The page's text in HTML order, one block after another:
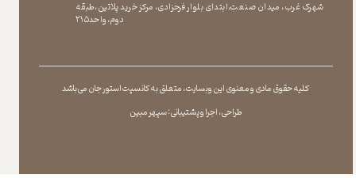
کلیه حقوق مادی و معنوی این وبسایت ، متعلق به کانسپت استور جان می باشد
طراحی ، اجرا و پشتیبانی : سپهر مبین
شهرک غرب، میدان صنعت،ابتدای بلوار فرحزادی، مرکز خرید پلاتین،طبقه
دوم،واحد۲۱۵